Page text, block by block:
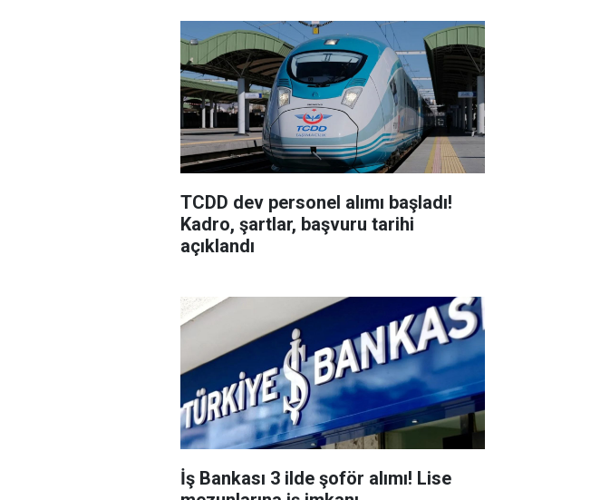
TCDD dev personel alımı başladı!
Kadro, şartlar, başvuru tarihi
açıklandı
İş Bankası 3 ilde şoför alımı! Lise